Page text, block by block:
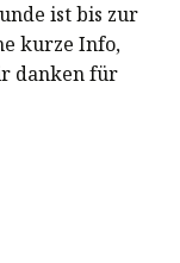
ist bis zur
kurze Info,
danken für